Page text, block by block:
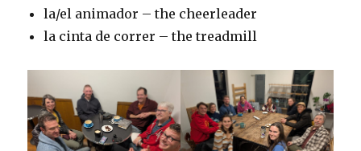
la/el animador – the cheerleader
la cinta de correr – the treadmill